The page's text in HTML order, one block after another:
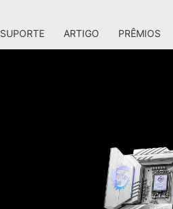
SUPORTE ARTIGO PRÊMIOS